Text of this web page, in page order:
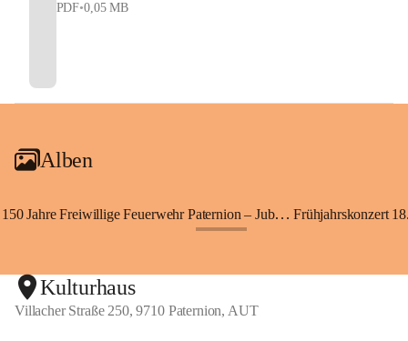
PDF•0,05 MB
Alben
150 Jahre Freiwillige Feuerwehr Paternion – Jubiläumsfest Frühjahrskonzert
Kulturhaus
Villacher Straße 250, 9710 Paternion, AUT